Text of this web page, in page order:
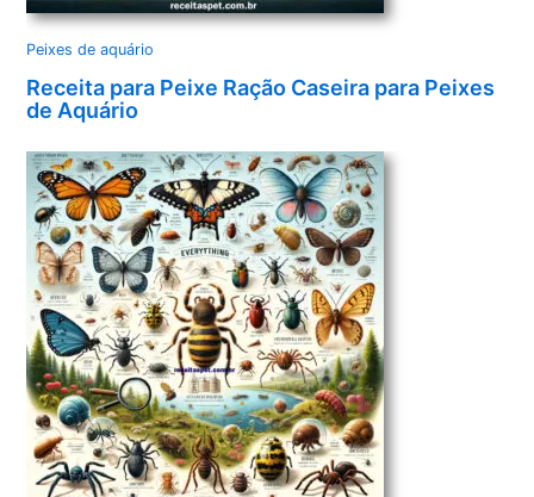
Peixes de aquário
Receita para Peixe Ração Caseira para Peixes
de Aquário